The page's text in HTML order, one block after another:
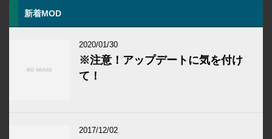
新着MOD
2020/01/30
※注意！アップデートに気を付け
て！
2017/12/02